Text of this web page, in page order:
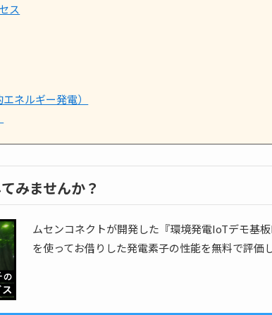
ス
ネルギー発電）
みませんか？
ムセンコネクトが開発した『環境発電IoTデモ基板
を使ってお借りした発電素子の性能を無料で評価し